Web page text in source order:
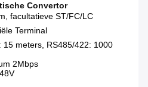
Convertor
facultatieve ST/FC/LC
Terminal
15 meters, RS485/422: 1000
2Mbps